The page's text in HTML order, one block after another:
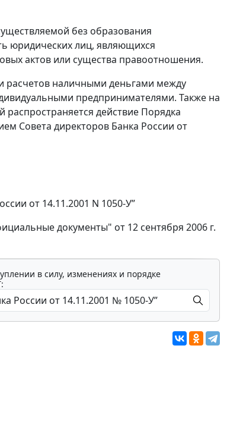
без образования
юридических лиц, являющихся
актов или существа правоотношения.
расчетов наличными деньгами между
предпринимателями. Также на
действие Порядка
Совета директоров Банка России от
от 14.11.2001 N 1050-У”
документы" от 12 сентября 2006 г.
в силу, изменениях и порядке